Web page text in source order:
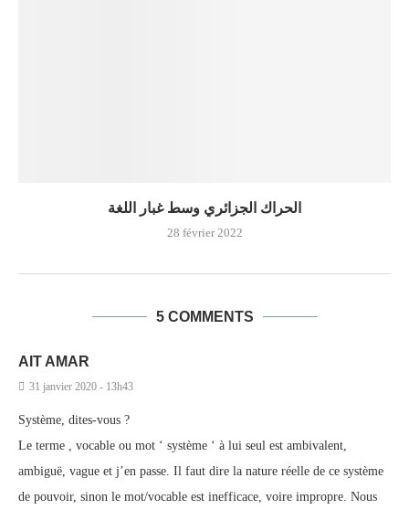
الحراك الجزائري وسط غبار اللغة
28 février 2022
5 COMMENTS
AIT AMAR
31 janvier 2020 - 13h43
Système, dites-vous ?
Le terme , vocable ou mot ‘ système ‘ à lui seul est ambivalent,
ambiguë, vague et j’en passe. Il faut dire la nature réelle de ce système
de pouvoir, sinon le mot/vocable est inefficace, voire impropre. Nous